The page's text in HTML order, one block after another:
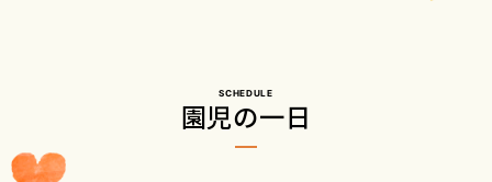
SCHEDULE
園児の一日